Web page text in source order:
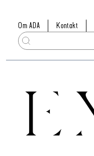
Om ADA Kontakt